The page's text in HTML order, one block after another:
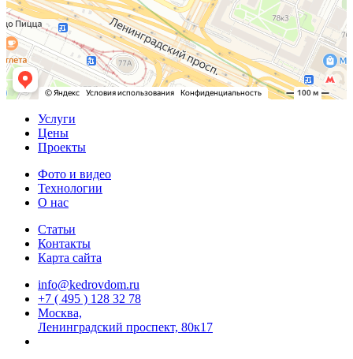
Услуги
Цены
Проекты
Фото и видео
Технологии
О нас
Статьи
Контакты
Карта сайта
info@kedrovdom.ru
+7 ( 495 ) 128 32 78
Москва,
Ленинградский проспект, 80к17